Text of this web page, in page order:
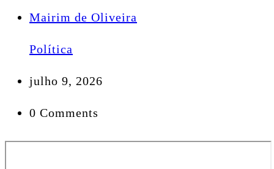
Mairim de Oliveira
Política
julho 9, 2026
0 Comments